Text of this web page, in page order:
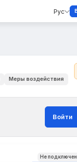
Рус
Меры воздействия
Войти
Не